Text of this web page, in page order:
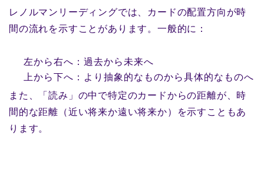
レノルマンリーディングでは、カードの配置方向が時
間の流れを示すことがあります。一般的に：
左から右へ：過去から未来へ
上から下へ：より抽象的なものから具体的なものへ
また、「読み」の中で特定のカードからの距離が、時
間的な距離（近い将来か遠い将来か）を示すこともあ
ります。